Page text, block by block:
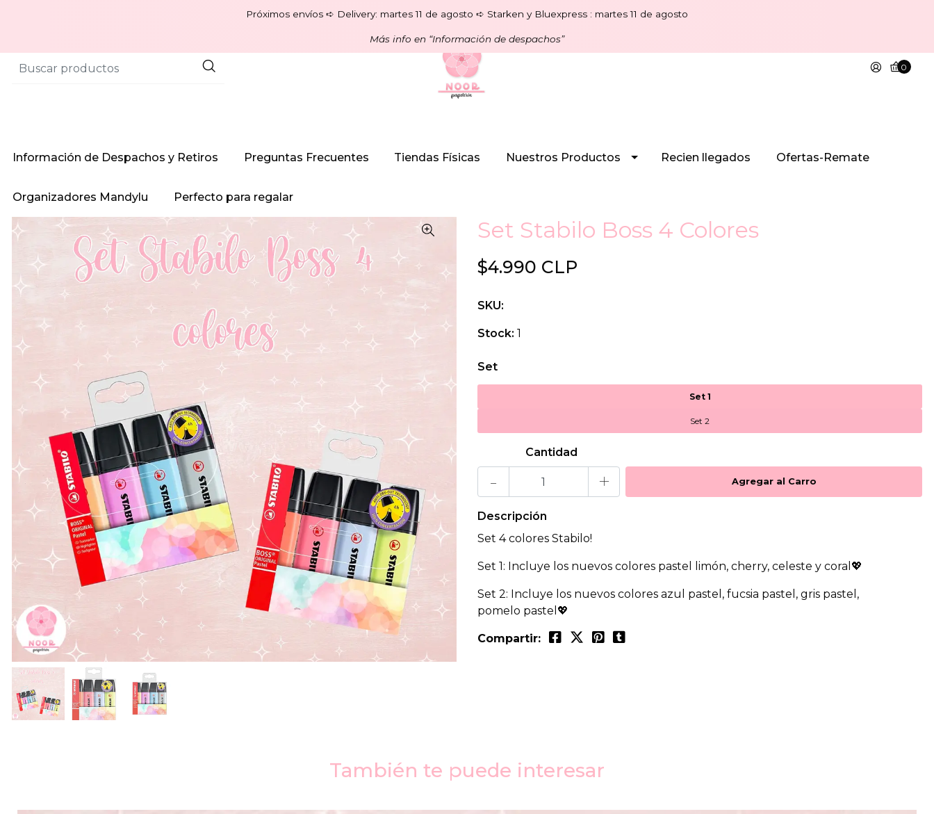
Próximos envíos ➪ Delivery: martes 11 de agosto ➪ Starken y Bluexpress : martes 11 de agosto
Más info en “Información de despachos”
0
Información de Despachos y Retiros Preguntas Frecuentes Tiendas Físicas Nuestros Productos Recien llegados Ofertas-Remate
Organizadores Mandylu Perfecto para regalar
Set Stabilo Boss 4 Colores
$4.990 CLP
SKU:
Stock: 1
Set
Set 1
Set 2
Cantidad
- +
Descripción
Set 4 colores Stabilo!
Set 1: Incluye los nuevos colores pastel limón, cherry, celeste y coral💖
Set 2: Incluye los nuevos colores azul pastel, fucsia pastel, gris pastel,
pomelo pastel💖
Compartir:
También te puede interesar